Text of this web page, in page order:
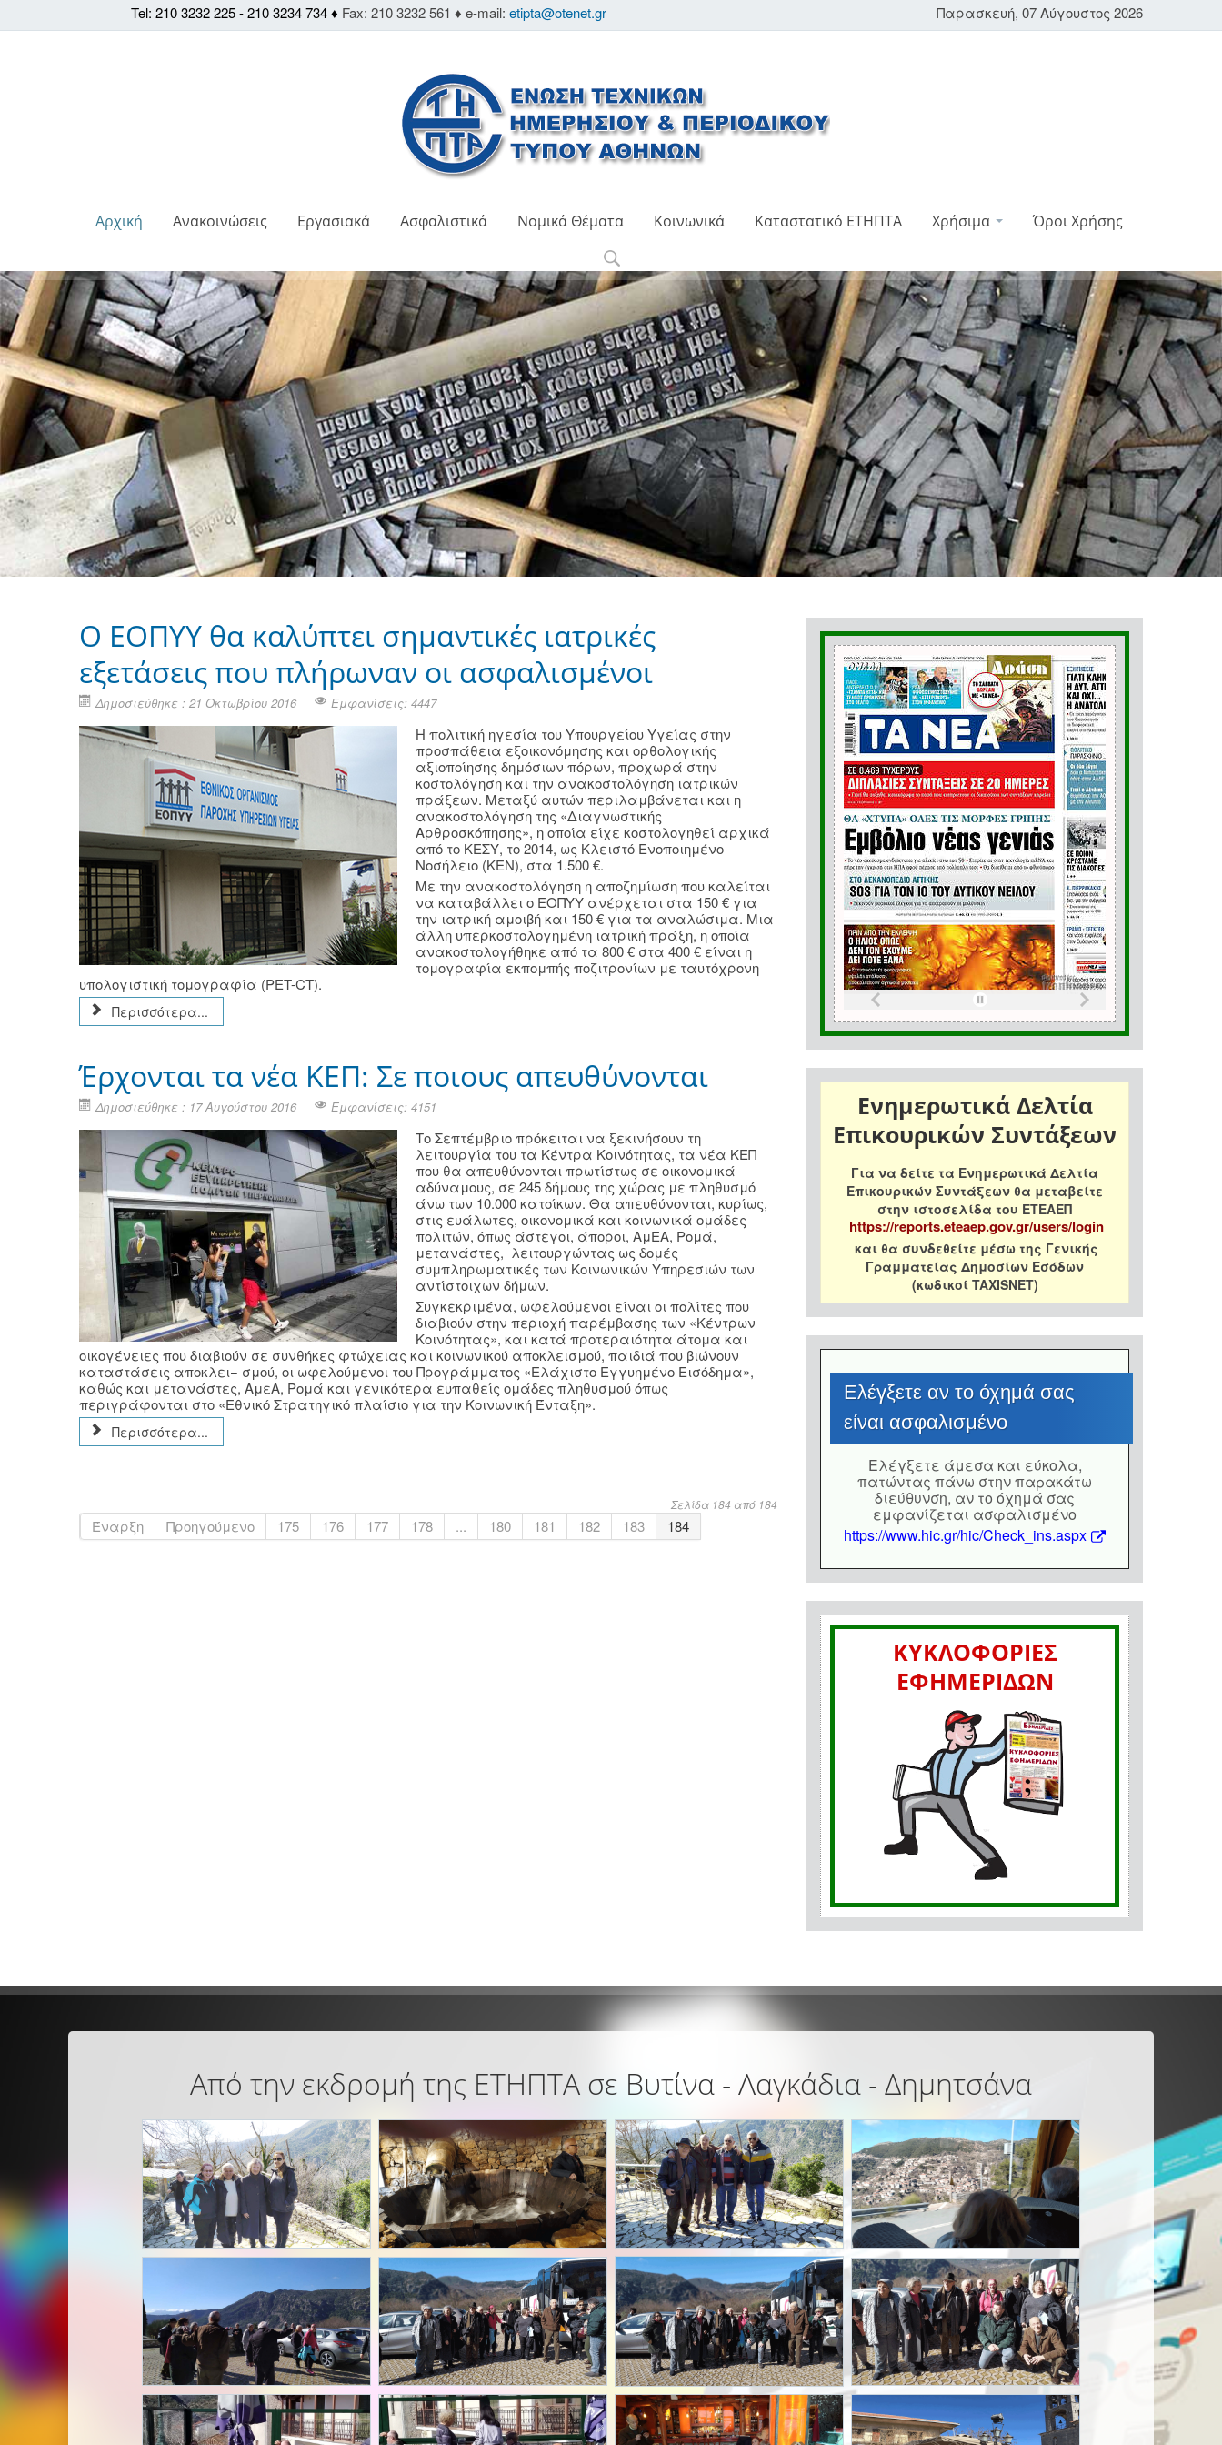
Παρασκευή, 07 Αύγουστος 2026
Tel: 210 3232 225 - 210 3234 734 ♦ Fax: 210 3232 561 ♦ e-mail: etipta@otenet.gr
Αρχική Ανακοινώσεις Εργασιακά Ασφαλιστικά Νομικά Θέματα Κοινωνικά Καταστατικό ΕΤΗΠΤΑ Χρήσιμα Όροι Χρήσης
Ο ΕΟΠΥΥ θα καλύπτει σημαντικές ιατρικές
εξετάσεις που πλήρωναν οι ασφαλισμένοι
Δημοσιεύθηκε : 21 Οκτωβρίου 2016 Εμφανίσεις: 4447
Η πολιτική ηγεσία του Υπουργείου Υγείας στην
προσπάθεια εξοικονόμησης και ορθολογικής
αξιοποίησης δημόσιων πόρων, προχωρά στην
κοστολόγηση και την ανακοστολόγηση ιατρικών
πράξεων. Μεταξύ αυτών περιλαμβάνεται και η
ανακοστολόγηση της «Διαγνωστικής
Αρθροσκόπησης», η οποία είχε κοστολογηθεί αρχικά
από το ΚΕΣΥ, το 2014, ως Κλειστό Ενοποιημένο
Νοσήλειο (ΚΕΝ), στα 1.500 €.
Με την ανακοστολόγηση η αποζημίωση που καλείται
να καταβάλλει ο ΕΟΠΥΥ ανέρχεται στα 150 € για
την ιατρική αμοιβή και 150 € για τα αναλώσιμα. Μια
άλλη υπερκοστολογημένη ιατρική πράξη, η οποία
ανακοστολογήθηκε από τα 800 € στα 400 € είναι η
τομογραφία εκπομπής ποζιτρονίων με ταυτόχρονη
υπολογιστική τομογραφία (PET-CT).
Περισσότερα...
Έρχονται τα νέα ΚΕΠ: Σε ποιους απευθύνονται
Δημοσιεύθηκε : 17 Αυγούστου 2016 Εμφανίσεις: 4151
Το Σεπτέμβριο πρόκειται να ξεκινήσουν τη
λειτουργία του τα Κέντρα Κοινότητας, τα νέα ΚΕΠ
που θα απευθύνονται πρωτίστως σε οικονομικά
αδύναμους, σε 245 δήμους της χώρας με πληθυσμό
άνω των 10.000 κατοίκων. Θα απευθύνονται, κυρίως,
στις ευάλωτες, οικονομικά και κοινωνικά ομάδες
πολιτών, όπως άστεγοι, άποροι, ΑμΕΑ, Ρομά,
μετανάστες, λειτουργώντας ως δομές
συμπληρωματικές των Κοινωνικών Υπηρεσιών των
αντίστοιχων δήμων.
Συγκεκριμένα, ωφελούμενοι είναι οι πολίτες που
διαβιούν στην περιοχή παρέμβασης των «Κέντρων
Κοινότητας», και κατά προτεραιότητα άτομα και
οικογένειες που διαβιούν σε συνθήκες φτώχειας και κοινωνικού αποκλεισμού, παιδιά που βιώνουν
καταστάσεις αποκλει− σμού, οι ωφελούμενοι του Προγράμματος «Ελάχιστο Εγγυημένο Εισόδημα»,
καθώς και μετανάστες, ΑμεΑ, Ρομά και γενικότερα ευπαθείς ομάδες πληθυσμού όπως
περιγράφονται στο «Εθνικό Στρατηγικό πλαίσιο για την Κοινωνική Ένταξη».
Περισσότερα...
Σελίδα 184 από 184
Έναρξη Προηγούμενο 175 176 177 178 ... 180 181 182 183 184
Ενημερωτικά Δελτία
Επικουρικών Συντάξεων
Για να δείτε τα Ενημερωτικά Δελτία
Επικουρικών Συντάξεων θα μεταβείτε
στην ιστοσελίδα του ΕΤΕΑΕΠ
https://reports.eteaep.gov.gr/users/login
και θα συνδεθείτε μέσω της Γενικής
Γραμματείας Δημοσίων Εσόδων
(κωδικοί TAXISNET)
Eλέγξετε αν το όχημά σας
είναι ασφαλισμένο
Eλέγξετε άμεσα και εύκολα,
πατώντας πάνω στην παρακάτω
διεύθυνση, αν το όχημά σας
εμφανίζεται ασφαλισμένο
https://www.hic.gr/hic/Check_ins.aspx
ΚΥΚΛΟΦΟΡΙΕΣ
ΕΦΗΜΕΡΙΔΩΝ
Από την εκδρομή της ΕΤΗΠΤΑ σε Βυτίνα - Λαγκάδια - Δημητσάνα